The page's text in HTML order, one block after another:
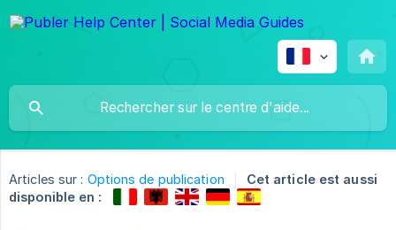
Articles sur : Options de publication
Cet article est aussi
disponible en :